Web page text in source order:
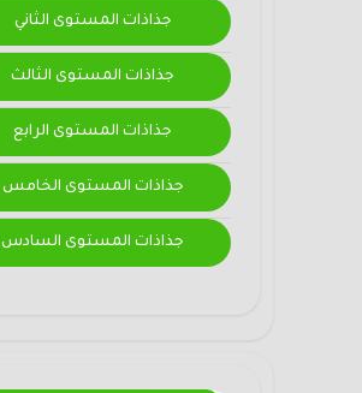
جذاذات المستوى الثاني
جذاذات المستوى الثالث
جذاذات المستوى الرابع
جذاذات المستوى الخامس
جذاذات المستوى السادس